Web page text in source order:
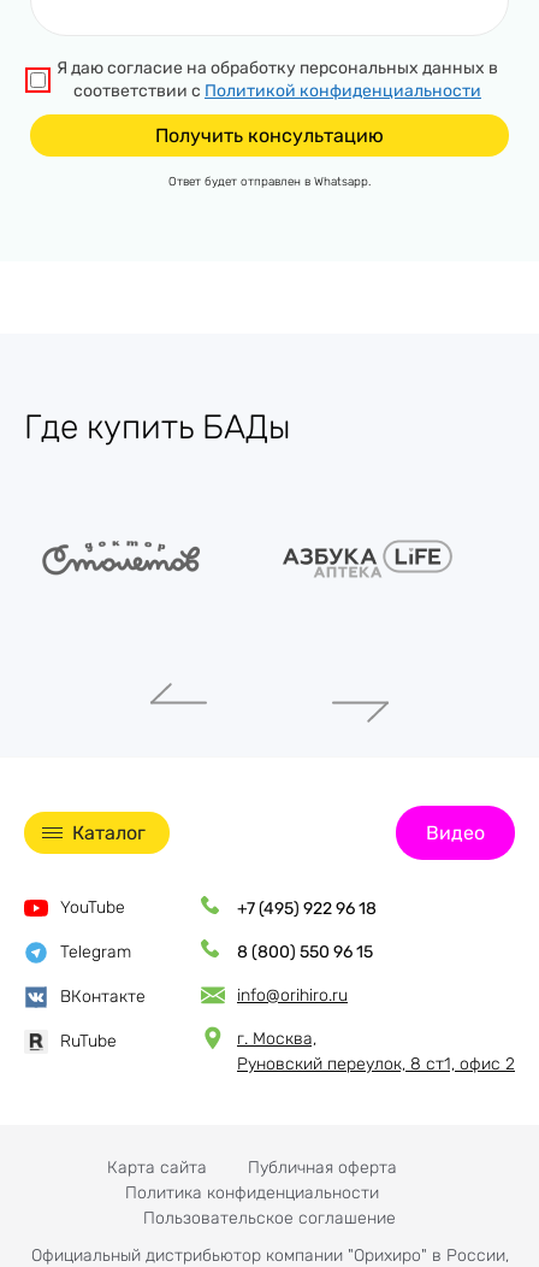
Я даю согласие на обработку персональных данных в
соответствии с Политикой конфиденциальности
Ответ будет отправлен в Whatsapp.
Где купить БАДы
Каталог Видео
YouTube
Telegram
ВКонтакте
RuTube
+7 (495) 922 96 18
8 (800) 550 96 15
info@orihiro.ru
г. Москва,
Руновский переулок, 8 ст1, офис 2
Карта сайта
Публичная оферта
Политика конфиденциальности
Пользовательское соглашение
Официальный дистрибьютор компании "Орихиро" в России,